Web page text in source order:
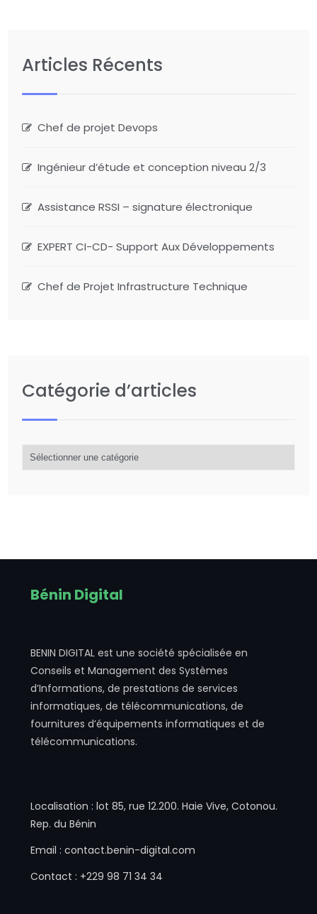
Articles Récents
Chef de projet Devops
Ingénieur d’étude et conception niveau 2/3
Assistance RSSI – signature électronique
EXPERT CI-CD- Support Aux Développements
Chef de Projet Infrastructure Technique
Catégorie d’articles
d’articles
Bénin Digital
BENIN DIGITAL est une société spécialisée en
Conseils et Management des Systèmes
d’Informations, de prestations de services
informatiques, de télécommunications, de
fournitures d’équipements informatiques et de
télécommunications.
Localisation : lot 85, rue 12.200. Haie Vive, Cotonou.
Rep. du Bénin
Email : contact.benin-digital.com
Contact : +229 98 71 34 34